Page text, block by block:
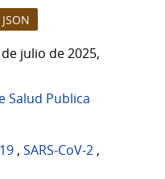
JSON
julio de 2025,
Salud Publica
, SARS-CoV-2 ,